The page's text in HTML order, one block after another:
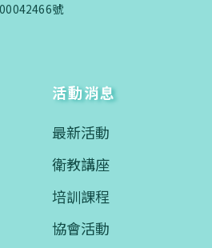
號
活動消息
最新活動
衛教講座
培訓課程
協會活動